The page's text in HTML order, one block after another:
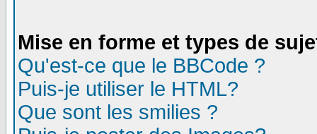
Mise en forme et types de
Qu'est-ce que le BBCode ?
Puis-je utiliser le HTML?
Que sont les smilies ?